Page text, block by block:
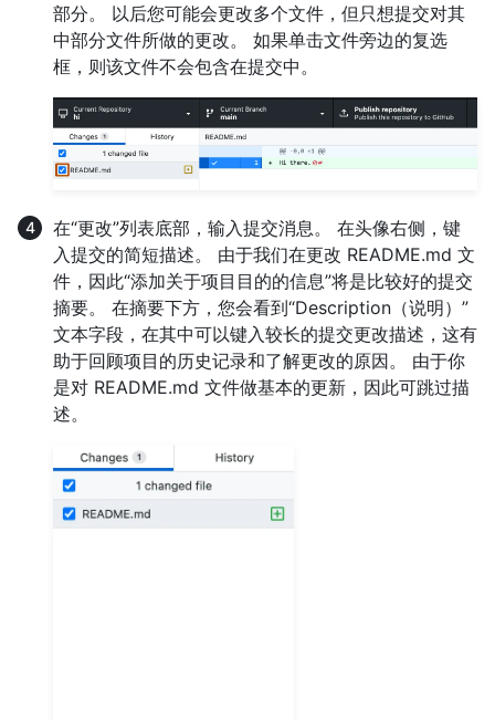
部分。 以后您可能会更改多个文件，但只想提交对其
中部分文件所做的更改。 如果单击文件旁边的复选
框，则该文件不会包含在提交中。
在“更改”列表底部，输入提交消息。 在头像右侧，键
入提交的简短描述。 由于我们在更改 README.md 文
件，因此“添加关于项目目的的信息”将是比较好的提交
摘要。 在摘要下方，您会看到“Description（说明）”
文本字段，在其中可以键入较长的提交更改描述，这有
助于回顾项目的历史记录和了解更改的原因。 由于你
是对 README.md 文件做基本的更新，因此可跳过描
述。